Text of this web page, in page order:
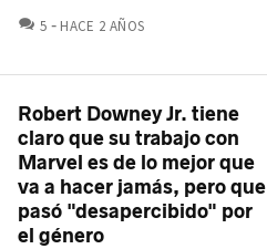
5 COMENTARIOS
HACE 2 AÑOS
Robert Downey Jr. tiene
claro que su trabajo con
Marvel es de lo mejor que
va a hacer jamás, pero que
pasó "desapercibido" por
el género